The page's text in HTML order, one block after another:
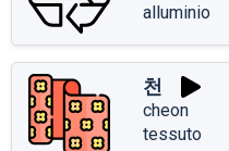
alluminio
천
cheon
tessuto